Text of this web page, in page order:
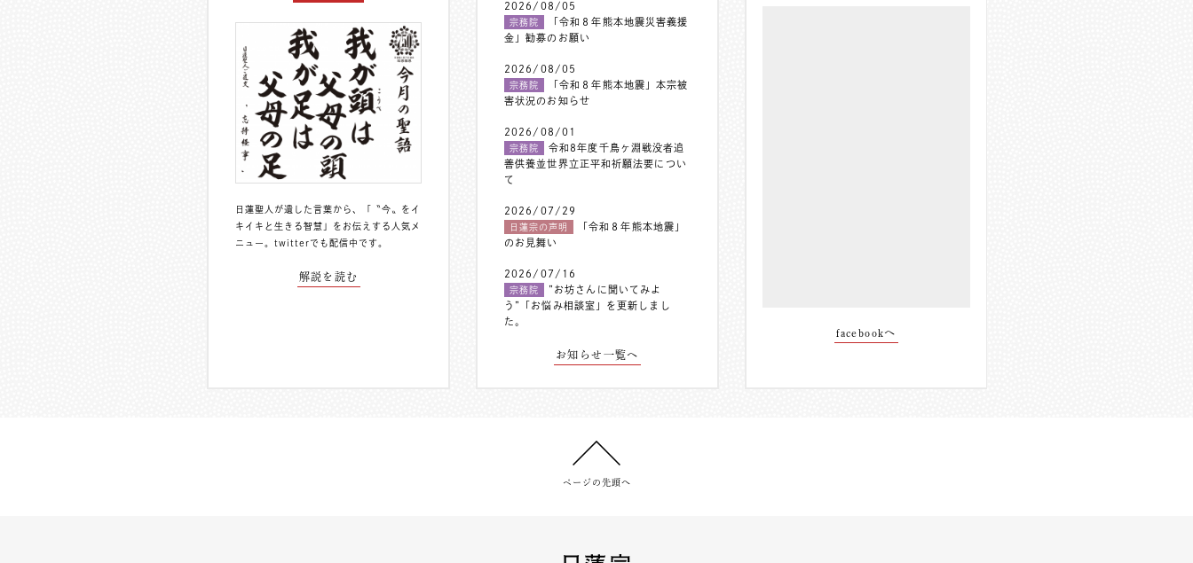
日蓮聖人が遺した言葉から、「〝今〟をイ
キイキと生きる智慧」をお伝えする人気メ
ニュー。 twitterでも配信中 です。
解説を読む
2026/08/05
宗務院
「令和８年熊本地震災害義援
金」勧募のお願い
2026/08/05
宗務院
「令和８年熊本地震」本宗被
害状況のお知らせ
2026/08/01
宗務院
令和8年度千鳥ヶ淵戦没者追
善供養並世界立正平和祈願法要につい
て
2026/07/29
日蓮宗の声明
「令和８年熊本地震」
のお見舞い
2026/07/16
宗務院
”お坊さんに聞いてみよ
う”「お悩み相談室」を更新しまし
た。
お知らせ一覧へ
facebookへ
ページの先頭へ